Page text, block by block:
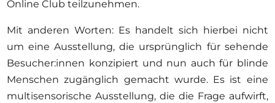
Online Club teilzunehmen.
Mit anderen Worten: Es handelt sich hierbei nicht
um eine Ausstellung, die ursprünglich für sehende
Besucher:innen konzipiert und nun auch für blinde
Menschen zugänglich gemacht wurde. Es ist eine
multisensorische Ausstellung, die die Frage aufwirft,